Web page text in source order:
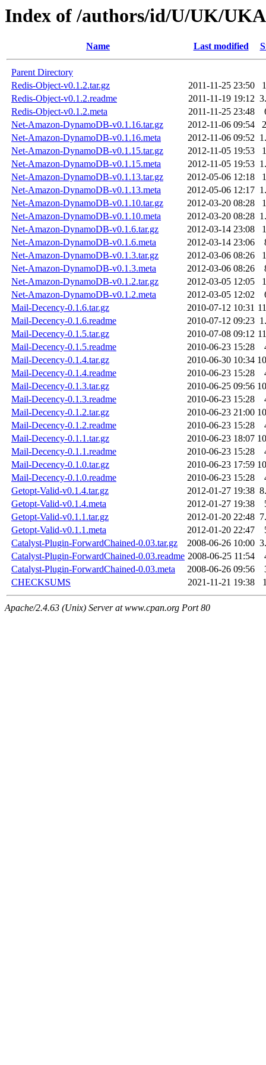
Index of /authors/id/U/UK/
Name Last modified
Parent Directory
Redis-Object-v0.1.2.tar.gz
2011-11-25 23:50
Redis-Object-v0.1.2.readme
2011-11-19 19:12
Redis-Object-v0.1.2.meta
2011-11-25 23:48
Net-Amazon-DynamoDB-v0.1.16.tar.gz
2012-11-06 09:54
Net-Amazon-DynamoDB-v0.1.16.meta
2012-11-06 09:52
Net-Amazon-DynamoDB-v0.1.15.tar.gz
2012-11-05 19:53
Net-Amazon-DynamoDB-v0.1.15.meta
2012-11-05 19:53
Net-Amazon-DynamoDB-v0.1.13.tar.gz
2012-05-06 12:18
Net-Amazon-DynamoDB-v0.1.13.meta
2012-05-06 12:17
Net-Amazon-DynamoDB-v0.1.10.tar.gz
2012-03-20 08:28
Net-Amazon-DynamoDB-v0.1.10.meta
2012-03-20 08:28
Net-Amazon-DynamoDB-v0.1.6.tar.gz
2012-03-14 23:08
Net-Amazon-DynamoDB-v0.1.6.meta
2012-03-14 23:06
Net-Amazon-DynamoDB-v0.1.3.tar.gz
2012-03-06 08:26
Net-Amazon-DynamoDB-v0.1.3.meta
2012-03-06 08:26
Net-Amazon-DynamoDB-v0.1.2.tar.gz
2012-03-05 12:05
Net-Amazon-DynamoDB-v0.1.2.meta
2012-03-05 12:02
Mail-Decency-0.1.6.tar.gz
2010-07-12 10:31
Mail-Decency-0.1.6.readme
2010-07-12 09:23
Mail-Decency-0.1.5.tar.gz
2010-07-08 09:12
Mail-Decency-0.1.5.readme
2010-06-23 15:28
Mail-Decency-0.1.4.tar.gz
2010-06-30 10:34
Mail-Decency-0.1.4.readme
2010-06-23 15:28
Mail-Decency-0.1.3.tar.gz
2010-06-25 09:56
Mail-Decency-0.1.3.readme
2010-06-23 15:28
Mail-Decency-0.1.2.tar.gz
2010-06-23 21:00
Mail-Decency-0.1.2.readme
2010-06-23 15:28
Mail-Decency-0.1.1.tar.gz
2010-06-23 18:07
Mail-Decency-0.1.1.readme
2010-06-23 15:28
Mail-Decency-0.1.0.tar.gz
2010-06-23 17:59
Mail-Decency-0.1.0.readme
2010-06-23 15:28
Getopt-Valid-v0.1.4.tar.gz
2012-01-27 19:38
Getopt-Valid-v0.1.4.meta
2012-01-27 19:38
Getopt-Valid-v0.1.1.tar.gz
2012-01-20 22:48
Getopt-Valid-v0.1.1.meta
2012-01-20 22:47
Catalyst-Plugin-ForwardChained-0.03.tar.gz
2008-06-26 10:00
Catalyst-Plugin-ForwardChained-0.03.readme 2008-06-25 11:54
Catalyst-Plugin-ForwardChained-0.03.meta
2008-06-26 09:56
CHECKSUMS
2021-11-21 19:38
Apache/2.4.63 (Unix) Server at www.cpan.org Port 80